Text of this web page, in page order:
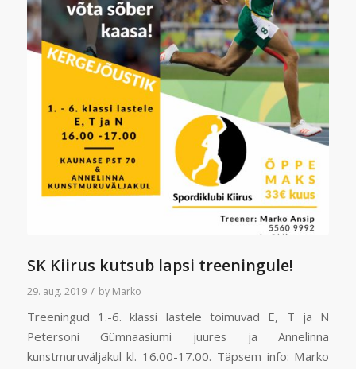
SpordiklubiKiirus
VAATA TREENINGUID
SK Kiirus kutsub lapsi treeningule!
29. aug. 2019 / by Marko
Treeningud 1.-6. klassi lastele toimuvad E, T ja N
Petersoni Gümnaasiumi juures ja Annelinna
kunstmuruväljakul kl. 16.00-17.00. Täpsem info: Marko